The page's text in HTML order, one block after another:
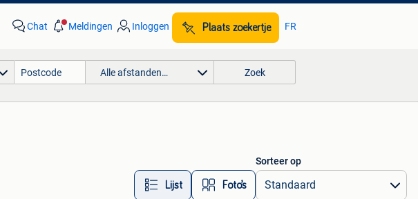
Chat Meldingen Inloggen Plaats zoekertje FR
Alle afstanden… Zoek
Lijst Foto’s
Sorteer op